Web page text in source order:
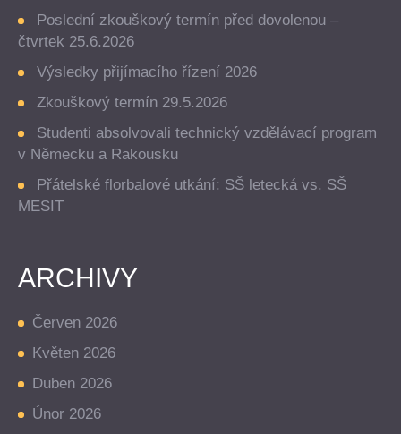
Poslední zkouškový termín před dovolenou –
čtvrtek 25.6.2026
Výsledky přijímacího řízení 2026
Zkouškový termín 29.5.2026
Studenti absolvovali technický vzdělávací program
v Německu a Rakousku
Přátelské florbalové utkání: SŠ letecká vs. SŠ
MESIT
ARCHIVY
Červen 2026
Květen 2026
Duben 2026
Únor 2026